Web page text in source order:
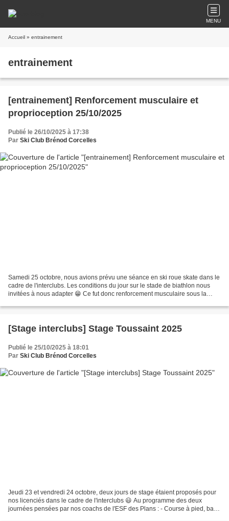
MENU
Accueil » entrainement
entrainement
[entrainement] Renforcement musculaire et
proprioception 25/10/2025
Publié le 26/10/2025 à 17:38
Par Ski Club Brénod Corcelles
Samedi 25 octobre, nous avions prévu une séance en ski roue skate dans le
cadre de l'interclubs. Les conditions du jour sur le stade de biathlon nous
invitées à nous adapter 😁 Ce fut donc renforcement musculaire sous la
[Stage interclubs] Stage Toussaint 2025
Publié le 25/10/2025 à 18:01
Par Ski Club Brénod Corcelles
Jeudi 23 et vendredi 24 octobre, deux jours de stage étaient proposés pour
nos licenciés dans le cadre de l'interclubs 😃 Au programme des deux
journées pensées par nos coachs de l'ESF des Plans : - Course à pied, base